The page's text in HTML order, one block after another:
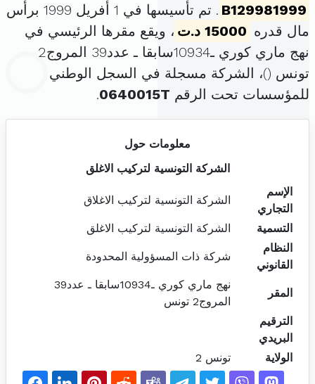
B129981999
. تم تأسيسها في 1 أفريل 1999 برأس
مال قدره 15000 د.ت
، ويقع مقرها الرئيسي في
نهج ماري كوري ـ10934سابقا ـ عدد39 المروج2
تونس ()، الشركة مسجلة في السجل الوطني
للمؤسسات تحت الرقم 0640015T
.
معلومات حول
الشركة التونسية لتركيب الاغلق
الإسم
التجاري
الشركة التونسية لتركيب الاغلاق
التسمية
الشركة التونسية لتركيب الاغلق
النظام
القانوني
شركة ذات المسؤولية المحدودة
المقر
نهج ماري كوري ـ10934سابقا ـ عدد39
المروج2 تونس
الترقيم
البريدي
الولاية
تونس 2